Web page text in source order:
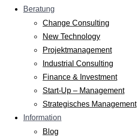
Beratung
Change Consulting
New Technology
Projektmanagement
Industrial Consulting
Finance & Investment
Start-Up – Management
Strategisches Management
Information
Blog